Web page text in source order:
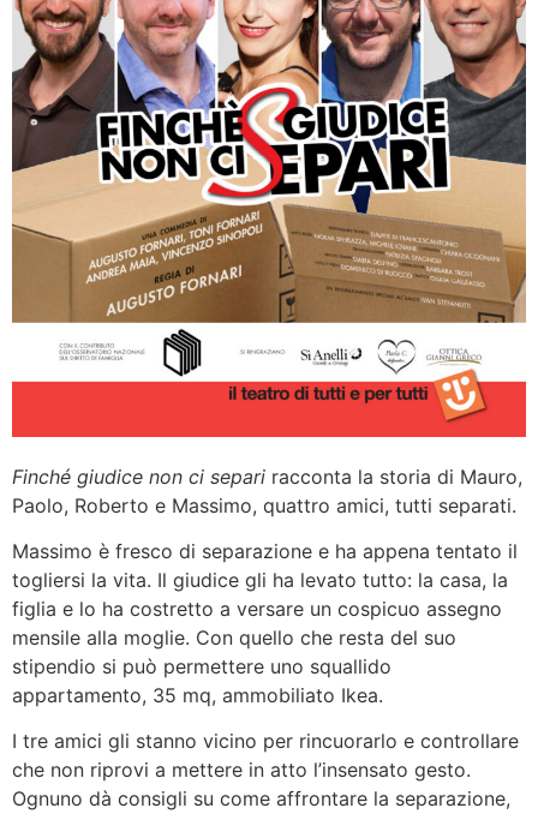
Finché giudice non ci separi racconta la storia di Mauro,
Paolo, Roberto e Massimo, quattro amici, tutti separati.
Massimo è fresco di separazione e ha appena tentato il
togliersi la vita. Il giudice gli ha levato tutto: la casa, la
figlia e lo ha costretto a versare un cospicuo assegno
mensile alla moglie. Con quello che resta del suo
stipendio si può permettere uno squallido
appartamento, 35 mq, ammobiliato Ikea.
I tre amici gli stanno vicino per rincuorarlo e controllare
che non riprovi a mettere in atto l’insensato gesto.
Ognuno dà consigli su come affrontare la separazione,